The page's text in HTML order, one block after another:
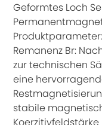
Geformtes Loch
Produktparameter:
Remanenz Br:
zur technischen
eine
stabile